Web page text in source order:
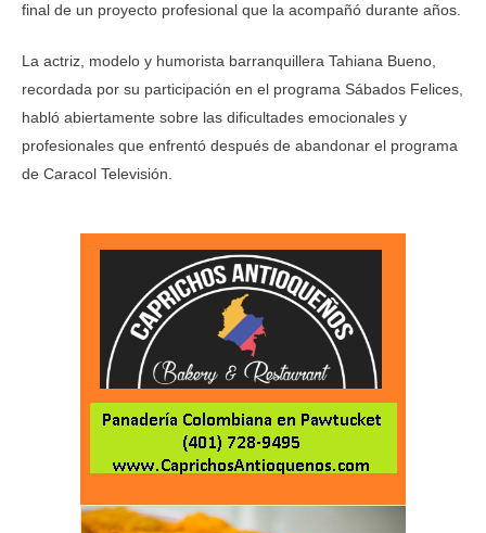
final de un proyecto profesional que la acompañó durante años.
La actriz, modelo y humorista barranquillera Tahiana Bueno,
recordada por su participación en el programa Sábados Felices,
habló abiertamente sobre las dificultades emocionales y
profesionales que enfrentó después de abandonar el programa
de Caracol Televisión.